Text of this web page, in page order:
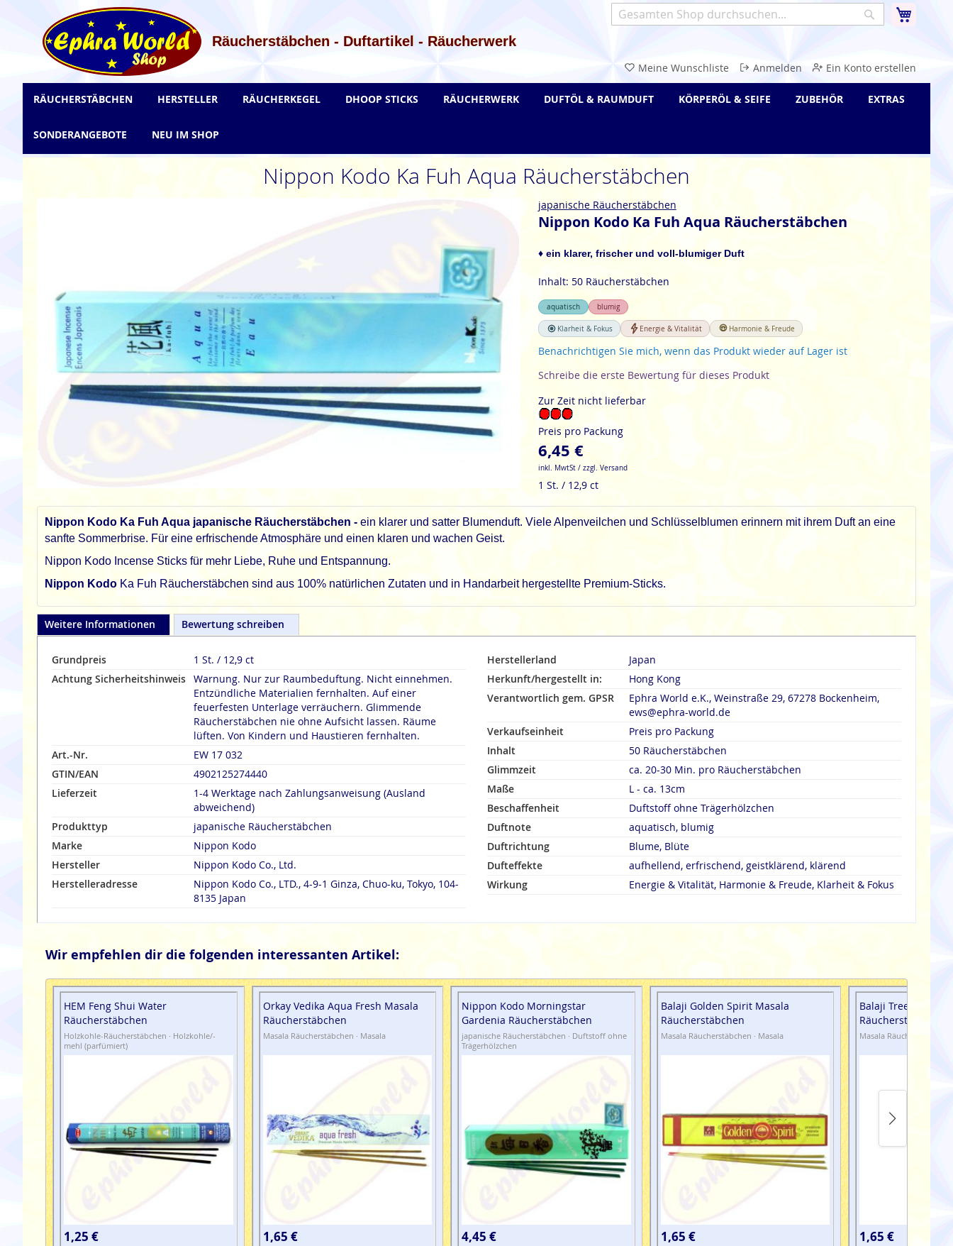
Suche
Räucherstäbchen - Duftartikel - Räucherwerk
Meine Wunschliste Anmelden Ein Konto erstellen
Inhalt
springen
Nippon Kodo Ka Fuh Aqua Räucherstäbchen
Anfang
der
Bildgalerie
japanische Räucherstäbchen
Nippon Kodo Ka Fuh Aqua Räucherstäbchen
♦ ein klarer, frischer und voll-blumiger Duft
Inhalt: 50 Räucherstäbchen
aquatisch blumig
Klarheit & Fokus Energie & Vitalität Harmonie & Freude
Benachrichtigen Sie mich, wenn das Produkt wieder auf Lager ist
Schreibe die erste Bewertung für dieses Produkt
Zur Zeit nicht lieferbar
Preis pro Packung
6,45 €
inkl. MwtSt / zzgl. Versand
1 St. / 12,9 ct
Nippon Kodo Ka Fuh Aqua japanische Räucherstäbchen - ein klarer und satter Blumenduft. Viele Alpenveilchen und Schlüsselblumen erinnern mit ihrem Duft an eine
sanfte Sommerbrise. Für eine erfrischende Atmosphäre und einen klaren und wachen Geist.
Nippon Kodo Incense Sticks für mehr Liebe, Ruhe und Entspannung.
Nippon Kodo Ka Fuh Räucherstäbchen sind aus 100% natürlichen Zutaten und in Handarbeit hergestellte Premium-Sticks.
Weitere Informationen
Grundpreis
1 St. / 12,9 ct
Achtung Sicherheitshinweis Warnung. Nur zur Raumbeduftung. Nicht einnehmen.
Entzündliche Materialien fernhalten. Auf einer
feuerfesten Unterlage verräuchern. Glimmende
Räucherstäbchen nie ohne Aufsicht lassen. Räume
lüften. Von Kindern und Haustieren fernhalten.
Art.-Nr.
EW 17 032
GTIN/EAN
4902125274440
Lieferzeit
1-4 Werktage nach Zahlungsanweisung (Ausland
abweichend)
Produkttyp
japanische Räucherstäbchen
Marke
Nippon Kodo
Hersteller
Nippon Kodo Co., Ltd.
Herstelleradresse
Nippon Kodo Co., LTD., 4-9-1 Ginza, Chuo-ku, Tokyo, 104-
8135 Japan
Herstellerland
Japan
Herkunft/hergestellt in:
Hong Kong
Verantwortlich gem. GPSR
Ephra World e.K., Weinstraße 29, 67278 Bockenheim,
ews@ephra-world.de
Verkaufseinheit
Preis pro Packung
Inhalt
50 Räucherstäbchen
Glimmzeit
ca. 20-30 Min. pro Räucherstäbchen
Maße
L - ca. 13cm
Beschaffenheit
Duftstoff ohne Trägerhölzchen
Duftnote
aquatisch, blumig
Duftrichtung
Blume, Blüte
Dufteffekte
aufhellend, erfrischend, geistklärend, klärend
Wirkung
Energie & Vitalität, Harmonie & Freude, Klarheit & Fokus
Bewertung schreiben
Wir empfehlen dir die folgenden interessanten Artikel:
HEM Feng Shui Water
Räucherstäbchen
Holzkohle-Räucherstäbchen · Holzkohle/-
mehl (parfümiert)
1,25 €
Orkay Vedika Aqua Fresh Masala
Räucherstäbchen
Masala Räucherstäbchen · Masala
1,65 €
Nippon Kodo Morningstar
Gardenia Räucherstäbchen
japanische Räucherstäbchen · Duftstoff ohne
Trägerhölzchen
4,45 €
Balaji Golden Spirit Masala
Räucherstäbchen
Masala Räucherstäbchen · Masala
1,65 €
Balaji Tree Of Life
Räucherstäbchen
Masala Räucherstäbchen
1,65 €
RÄUCHERSTÄBCHEN HERSTELLER RÄUCHERKEGEL DHOOP STICKS RÄUCHERWERK DUFTÖL & RAUMDUFT KÖRPERÖL & SEIFE ZUBEHÖR EXTRAS
SONDERANGEBOTE NEU IM SHOP